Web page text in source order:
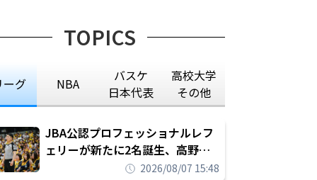
TOPICS
ーグ NBA
バスケ
日本代表
高校大学
その他
JBA公認プロフェッショナルレフ
ェリーが新たに2名誕生、高野晃
平は16年間続けた会社員生活に別
2026/08/07 15:48